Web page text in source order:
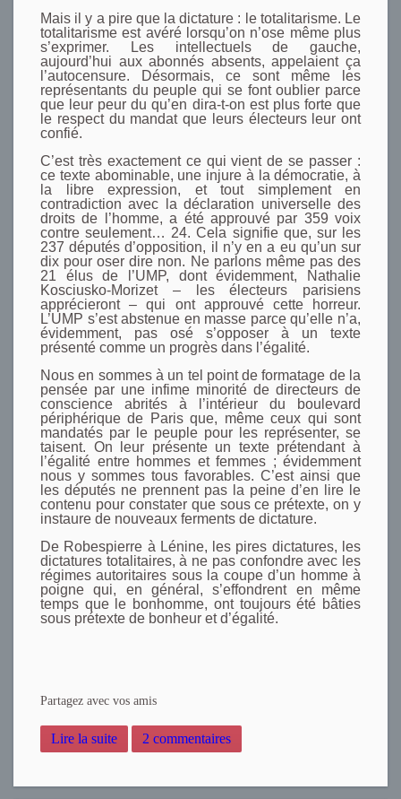
Mais il y a pire que la dictature : le totalitarisme. Le
totalitarisme est avéré lorsqu’on n’ose même plus
s’exprimer. Les intellectuels de gauche,
aujourd’hui aux abonnés absents, appelaient ça
l’autocensure. Désormais, ce sont même les
représentants du peuple qui se font oublier parce
que leur peur du qu’en dira-t-on est plus forte que
le respect du mandat que leurs électeurs leur ont
confié.
C’est très exactement ce qui vient de se passer :
ce texte abominable, une injure à la démocratie, à
la libre expression, et tout simplement en
contradiction avec la déclaration universelle des
droits de l’homme, a été approuvé par 359 voix
contre seulement… 24. Cela signifie que, sur les
237 députés d’opposition, il n’y en a eu qu’un sur
dix pour oser dire non. Ne parlons même pas des
21 élus de l’UMP, dont évidemment, Nathalie
Kosciusko-Morizet – les électeurs parisiens
apprécieront – qui ont approuvé cette horreur.
L’UMP s’est abstenue en masse parce qu’elle n’a,
évidemment, pas osé s’opposer à un texte
présenté comme un progrès dans l’égalité.
Nous en sommes à un tel point de formatage de la
pensée par une infime minorité de directeurs de
conscience abrités à l’intérieur du boulevard
périphérique de Paris que, même ceux qui sont
mandatés par le peuple pour les représenter, se
taisent. On leur présente un texte prétendant à
l’égalité entre hommes et femmes ; évidemment
nous y sommes tous favorables. C’est ainsi que
les députés ne prennent pas la peine d’en lire le
contenu pour constater que sous ce prétexte, on y
instaure de nouveaux ferments de dictature.
De Robespierre à Lénine, les pires dictatures, les
dictatures totalitaires, à ne pas confondre avec les
régimes autoritaires sous la coupe d’un homme à
poigne qui, en général, s’effondrent en même
temps que le bonhomme, ont toujours été bâties
sous prétexte de bonheur et d’égalité.
Partagez avec vos amis
Lire la suite 2 commentaires